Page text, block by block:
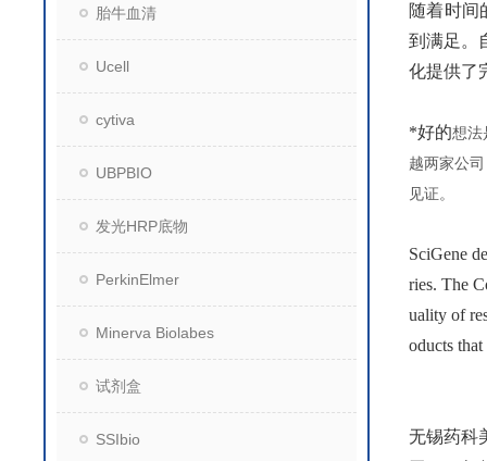
胎牛血清
Ucell
cytiva
UBPBIO
发光HRP底物
PerkinElmer
Minerva Biolabes
试剂盒
SSIbio
随着时间
到满足。
化提供了
*好的想法
越两家公
见证。
SciGene
ries. The
uality of
oducts
无锡药科